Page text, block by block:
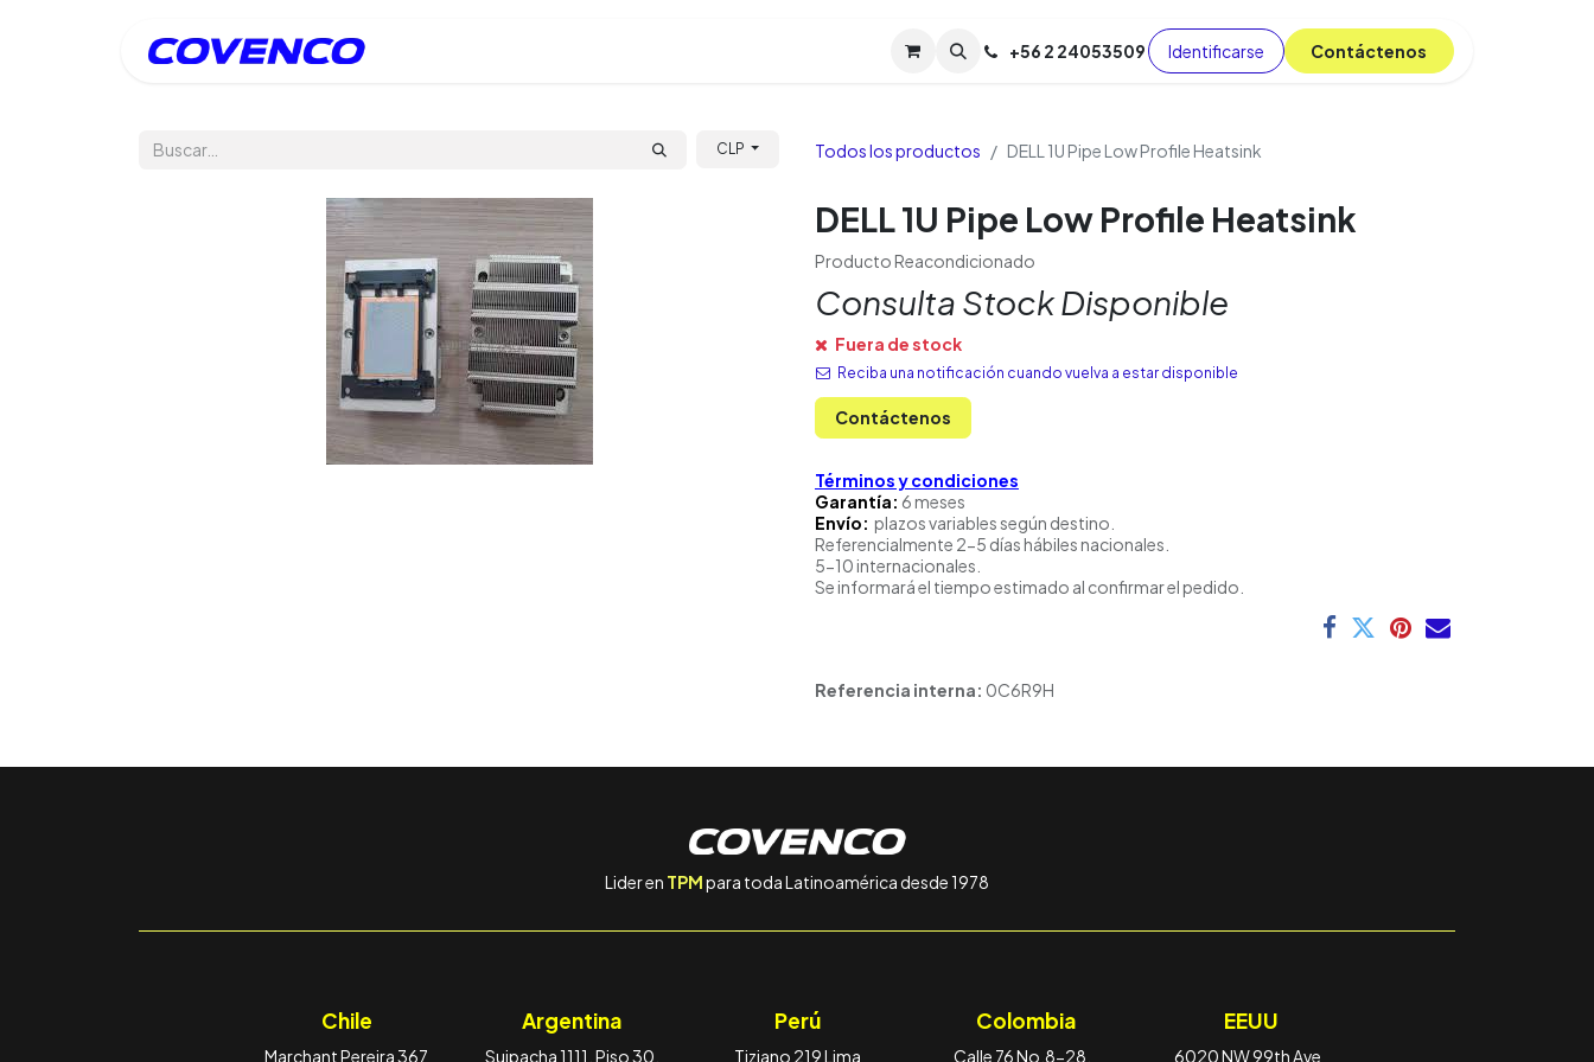
Soporte TPM (CL) Tienda Cursos Blog
+56 2 24053509 Identificarse C​​​​ont​​​​áct​​​​​​en​​​​​​os
CLP Todos los productos DELL 1U Pipe Low Profile Heatsink
DELL 1U Pipe Low Profile Heatsink
Producto Reacondicionado
Consulta Stock Disponible
Fuera de stock
Reciba una notificación cuando vuelva a estar disponible
Contáctenos
Términos y condiciones
Garantía: 6 meses
Envío: plazos variables según destino.
Referencialmente 2-5 días hábiles nacionales.
5-10 internacionales.
Se informará el tiempo estimado al confirmar el pedido.
Referencia interna: 0C6R9H
Lider en TPMpara toda Latinoamérica desde 1978
Chile
Marchant Pereira 367
Argentina
Suipacha 1111, Piso 30,
Perú
Tiziano 219 Lima
Colombia
Calle 76 No.8-28,
EEUU
6020 NW 99th Ave